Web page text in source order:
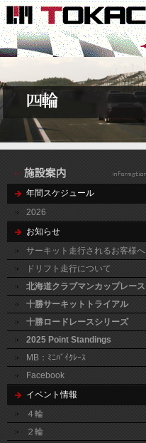
年間スケジュール
2026
お知らせ
サーキット走行されるお客様へ
ドリフト走行について
北海道クラブマンカップレース
十勝サーキットトライアル
十勝ロードレースシリーズ
2025 Point Standings
MB：ﾐﾆﾊﾞｲｸﾚｰｽ
Facebook
イベント情報
４輪
２輪